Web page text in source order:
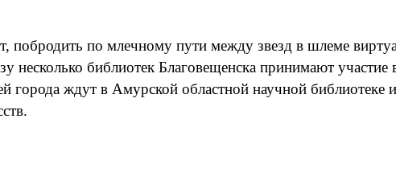
побродить по млечному пути между звезд в шлеме
несколько библиотек Благовещенска принимают
города ждут в Амурской областной научной